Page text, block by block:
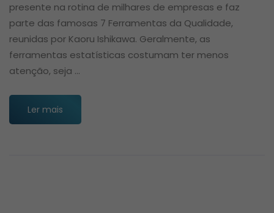
presente na rotina de milhares de empresas e faz
parte das famosas 7 Ferramentas da Qualidade,
reunidas por Kaoru Ishikawa. Geralmente, as
ferramentas estatísticas costumam ter menos
atenção, seja …
Ler mais